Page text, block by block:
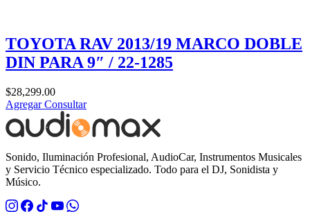
TOYOTA RAV 2013/19 MARCO DOBLE
DIN PARA 9″ / 22-1285
$28,299.00
AgregarConsultar
Sonido, Iluminación Profesional, AudioCar, Instrumentos Musicales
y Servicio Técnico especializado. Todo para el DJ, Sonidista y
Músico.